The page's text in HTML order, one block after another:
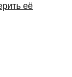
её